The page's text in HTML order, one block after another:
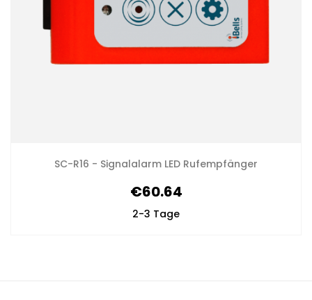
SC-R16 - Signalalarm LED Rufempfänger
€60.64
2-3 Tage